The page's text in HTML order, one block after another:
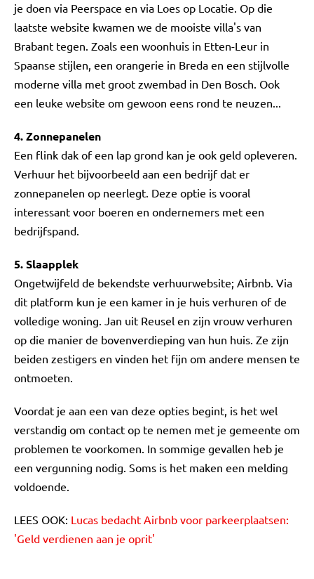
je doen via Peerspace en via Loes op Locatie. Op die
laatste website kwamen we de mooiste villa's van
Brabant tegen. Zoals een woonhuis in Etten-Leur in
Spaanse stijlen, een orangerie in Breda en een stijlvolle
moderne villa met groot zwembad in Den Bosch. Ook
een leuke website om gewoon eens rond te neuzen...
4. Zonnepanelen
Een flink dak of een lap grond kan je ook geld opleveren.
Verhuur het bijvoorbeeld aan een bedrijf dat er
zonnepanelen op neerlegt. Deze optie is vooral
interessant voor boeren en ondernemers met een
bedrijfspand.
5. Slaapplek
Ongetwijfeld de bekendste verhuurwebsite; Airbnb. Via
dit platform kun je een kamer in je huis verhuren of de
volledige woning. Jan uit Reusel en zijn vrouw verhuren
op die manier de bovenverdieping van hun huis. Ze zijn
beiden zestigers en vinden het fijn om andere mensen te
ontmoeten.
Voordat je aan een van deze opties begint, is het wel
verstandig om contact op te nemen met je gemeente om
problemen te voorkomen. In sommige gevallen heb je
een vergunning nodig. Soms is het maken een melding
voldoende.
LEES OOK: Lucas bedacht Airbnb voor parkeerplaatsen:
'Geld verdienen aan je oprit'